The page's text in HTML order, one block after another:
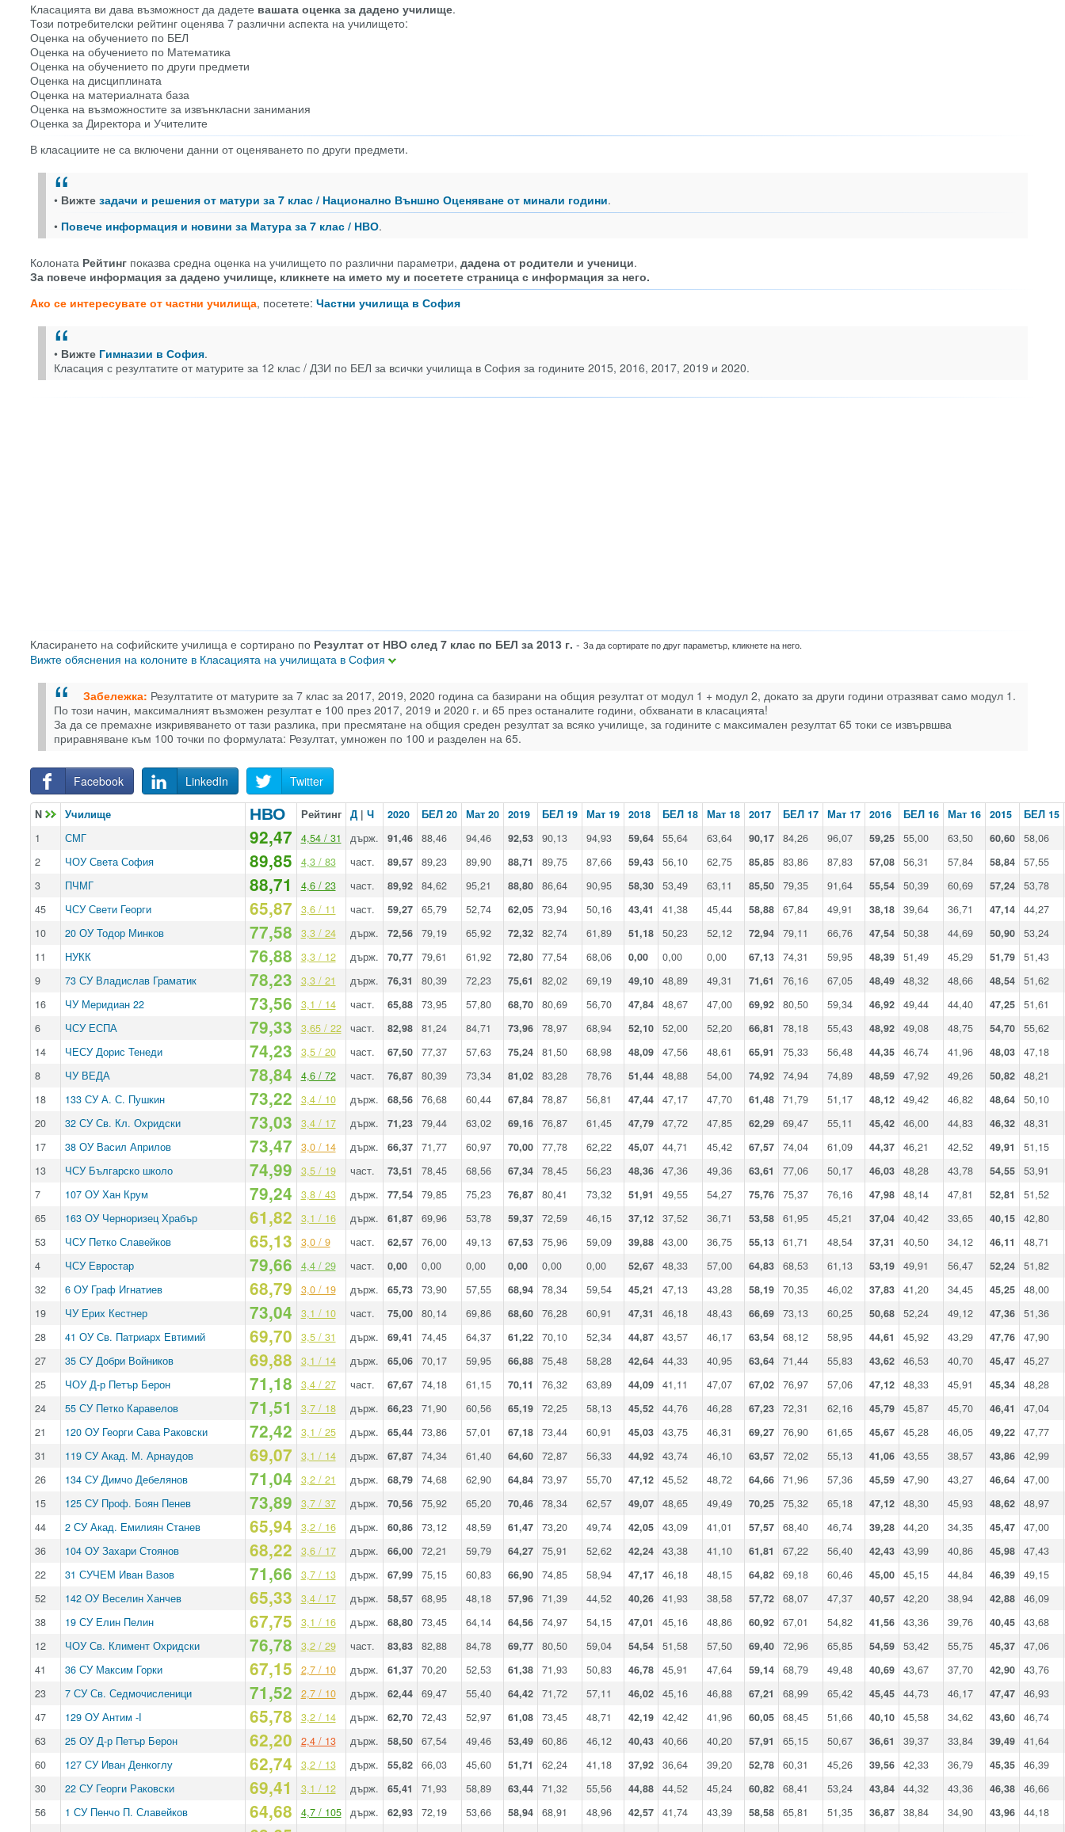
Класацията ви дава възможност да дадете вашата оценка за дадено училище.
Този потребителски рейтинг оценява 7 различни аспекта на училището:
Оценка на обучението по БЕЛ
Оценка на обучението по Математика
Оценка на обучението по други предмети
Оценка на дисциплината
Оценка на материалната база
Оценка на възможностите за извънкласни занимания
Оценка за Директора и Учителите
В класациите не са включени данни от оценяването по други предмети.
• Вижте задачи и решения от матури за 7 клас / Национално Външно Оценяване от минали години.
• Повече информация и новини за Матура за 7 клас / НВО.
Колоната Рейтингпоказва средна оценка на училището по различни параметри, дадена от родители и ученици.
За повече информация за дадено училище, кликнете на името му и посетете страница с информация за него.
Ако се интересувате от частни училища, посетете: Частни училища в София
• Вижте Гимназии в София.
Класация с резултатите от матурите за 12 клас / ДЗИ по БЕЛ за всички училища в София за годините 2015, 2016, 2017, 2019 и 2020.
Класирането на софийските училища е сортирано по Резултат от НВО след 7 клас по БЕЛ за 2013 г. - За да сортирате по друг параметър, кликнете на него.
Вижте обяснения на колоните в Класацията на училищата в София
Забележка: Резултатите от матурите за 7 клас за 2017, 2019, 2020 година са базирани на общия резултат от модул 1 + модул 2, докато за други години отразяват само модул 1.
По този начин, максималният възможен резултат е 100 през 2017, 2019 и 2020 г. и 65 през останалите години, обхванати в класацията!
За да се премахне изкривяването от тази разлика, при пресмятане на общия среден резултат за всяко училище, за годините с максимален резултат 65 токи се извървшва
приравняване към 100 точки по формулата: Резултат, умножен по 100 и разделен на 65.
Facebook LinkedIn Twitter
N Училище НВО Рейтинг Д| Ч 2020 БЕЛ 20 Мат 20 2019 БЕЛ 19 Мат 19 2018 БЕЛ 18 Мат 18 2017 БЕЛ 17 Мат 17 2016 БЕЛ 16 Мат 16 2015
БЕЛ 15
1
СМГ 92,47 4,54 / 31 държ. 91,46 88,46 94,46 92,53 90,13 94,93 59,64 55,64 63,64 90,17 84,26 96,07 59,25 55,00 63,50 60,60
58,06
2
ЧОУ Света София 89,85 4,3 / 83 част. 89,57 89,23 89,90 88,71 89,75 87,66 59,43 56,10 62,75 85,85 83,86 87,83 57,08 56,31 57,84 58,84
57,55
3
ПЧМГ 88,71 4,6 / 23 част. 89,92 84,62 95,21 88,80 86,64 90,95 58,30 53,49 63,11 85,50 79,35 91,64 55,54 50,39 60,69 57,24
53,78
45
ЧСУ Свети Георги 65,87 3,6 / 11 част. 59,27 65,79 52,74 62,05 73,94 50,16 43,41 41,38 45,44 58,88 67,84 49,91 38,18 39,64 36,71 47,14
44,27
10
20 ОУ Тодор Минков 77,58 3,3 / 24 държ. 72,56 79,19 65,92 72,32 82,74 61,89 51,18 50,23 52,12 72,94 79,11 66,76 47,54 50,38 44,69 50,90
53,24
11
НУКК 76,88 3,3 / 12 държ. 70,77 79,61 61,92 72,80 77,54 68,06 0,00 0,00 0,00 67,13 74,31 59,95 48,39 51,49 45,29 51,79
51,43
9
73 СУ Владислав Граматик 78,23 3,3 / 21 държ. 76,31 80,39 72,23 75,61 82,02 69,19 49,10 48,89 49,31 71,61 76,16 67,05 48,49 48,32 48,66 48,54
51,62
16
ЧУ Меридиан 22 73,56 3,1 / 14 част. 65,88 73,95 57,80 68,70 80,69 56,70 47,84 48,67 47,00 69,92 80,50 59,34 46,92 49,44 44,40 47,25
51,61
6
ЧСУ ЕСПА 79,33 3,65 / 22 част. 82,98 81,24 84,71 73,96 78,97 68,94 52,10 52,00 52,20 66,81 78,18 55,43 48,92 49,08 48,75 54,70
55,62
14
ЧЕСУ Дорис Тенеди 74,23 3,5 / 20 част. 67,50 77,37 57,63 75,24 81,50 68,98 48,09 47,56 48,61 65,91 75,33 56,48 44,35 46,74 41,96 48,03
47,18
8
ЧУ ВЕДА 78,84 4,6 / 72 част. 76,87 80,39 73,34 81,02 83,28 78,76 51,44 48,88 54,00 74,92 74,94 74,89 48,59 47,92 49,26 50,82
48,21
18
133 СУ А. С. Пушкин 73,22 3,4 / 10 държ. 68,56 76,68 60,44 67,84 78,87 56,81 47,44 47,17 47,70 61,48 71,79 51,17 48,12 49,42 46,82 48,64
50,10
20
32 СУ Св. Кл. Охридски 73,03 3,4 / 17 държ. 71,23 79,44 63,02 69,16 76,87 61,45 47,79 47,72 47,85 62,29 69,47 55,11 45,42 46,00 44,83 46,32
48,31
17
38 ОУ Васил Априлов 73,47 3,0 / 14 държ. 66,37 71,77 60,97 70,00 77,78 62,22 45,07 44,71 45,42 67,57 74,04 61,09 44,37 46,21 42,52 49,91
51,15
13
ЧСУ Българско школо 74,99 3,5 / 19 част. 73,51 78,45 68,56 67,34 78,45 56,23 48,36 47,36 49,36 63,61 77,06 50,17 46,03 48,28 43,78 54,55
53,91
7
107 ОУ Хан Крум 79,24 3,8 / 43 държ. 77,54 79,85 75,23 76,87 80,41 73,32 51,91 49,55 54,27 75,76 75,37 76,16 47,98 48,14 47,81 52,81
51,52
65
163 ОУ Черноризец Храбър 61,82 3,1 / 16 държ. 61,87 69,96 53,78 59,37 72,59 46,15 37,12 37,52 36,71 53,58 61,95 45,21 37,04 40,42 33,65 40,15
42,80
53
ЧСУ Петко Славейков 65,13 3,0 / 9 част. 62,57 76,00 49,13 67,53 75,96 59,09 39,88 43,00 36,75 55,13 61,71 48,54 37,31 40,50 34,12 46,11
48,71
4
ЧСУ Евростар 79,66 4,4 / 29 част. 0,00 0,00 0,00 0,00 0,00 0,00 52,67 48,33 57,00 64,83 68,53 61,13 53,19 49,91 56,47 52,24
51,82
32
6 ОУ Граф Игнатиев 68,79 3,0 / 19 държ. 65,73 73,90 57,55 68,94 78,34 59,54 45,21 47,13 43,28 58,19 70,35 46,02 37,83 41,20 34,45 45,25
48,00
19
ЧУ Ерих Кестнер 73,04 3,1 / 10 част. 75,00 80,14 69,86 68,60 76,28 60,91 47,31 46,18 48,43 66,69 73,13 60,25 50,68 52,24 49,12 47,36
51,36
28
41 ОУ Св. Патриарх Евтимий 69,70 3,5 / 31 държ. 69,41 74,45 64,37 61,22 70,10 52,34 44,87 43,57 46,17 63,54 68,12 58,95 44,61 45,92 43,29 47,76
47,90
27
35 СУ Добри Войников 69,88 3,1 / 14 държ. 65,06 70,17 59,95 66,88 75,48 58,28 42,64 44,33 40,95 63,64 71,44 55,83 43,62 46,53 40,70 45,47
45,27
25
ЧОУ Д-р Петър Берон 71,18 3,4 / 27 част. 67,67 74,18 61,15 70,11 76,32 63,89 44,09 41,11 47,07 67,02 76,97 57,06 47,12 48,33 45,91 45,34
48,28
24
55 СУ Петко Каравелов 71,51 3,7 / 18 държ. 66,23 71,90 60,56 65,19 72,25 58,13 45,52 44,76 46,28 67,23 72,31 62,16 45,79 45,87 45,70 46,41
47,04
21
120 ОУ Георги Сава Раковски 72,42 3,1 / 25 държ. 65,44 73,86 57,01 67,18 73,44 60,91 45,03 43,75 46,31 69,27 76,90 61,65 45,67 45,28 46,05 49,22
47,77
31
119 СУ Акад. М. Арнаудов 69,07 3,1 / 14 държ. 67,87 74,34 61,40 64,60 72,87 56,33 44,92 43,74 46,10 63,57 72,02 55,13 41,06 43,55 38,57 43,86
42,99
26
134 СУ Димчо Дебелянов 71,04 3,2 / 21 държ. 68,79 74,68 62,90 64,84 73,97 55,70 47,12 45,52 48,72 64,66 71,96 57,36 45,59 47,90 43,27 46,64
47,00
15
125 СУ Проф. Боян Пенев 73,89 3,7 / 37 държ. 70,56 75,92 65,20 70,46 78,34 62,57 49,07 48,65 49,49 70,25 75,32 65,18 47,12 48,30 45,93 48,62
48,97
44
2 СУ Акад. Емилиян Станев 65,94 3,2 / 16 държ. 60,86 73,12 48,59 61,47 73,20 49,74 42,05 43,09 41,01 57,57 68,40 46,74 39,28 44,20 34,35 45,47
47,00
36
104 ОУ Захари Стоянов 68,22 3,6 / 17 държ. 66,00 72,21 59,79 64,27 75,91 52,62 42,24 43,38 41,10 61,81 67,22 56,40 42,43 43,99 40,86 45,98
47,43
22
31 СУЧЕМ Иван Вазов 71,66 3,7 / 13 държ. 67,99 75,15 60,83 66,90 74,85 58,94 47,17 46,18 48,15 64,82 69,18 60,46 45,00 45,15 44,84 46,39
49,15
52
142 ОУ Веселин Ханчев 65,33 3,4 / 17 държ. 58,57 68,95 48,18 57,96 71,39 44,52 40,26 41,93 38,58 57,72 68,07 47,37 40,57 42,20 38,94 42,88
46,09
38
19 СУ Елин Пелин 67,75 3,1 / 16 държ. 68,80 73,45 64,14 64,56 74,97 54,15 47,01 45,16 48,86 60,92 67,01 54,82 41,56 43,36 39,76 40,45
43,68
12
ЧОУ Св. Климент Охридски 76,78 3,2 / 29 част. 83,83 82,88 84,78 69,77 80,50 59,04 54,54 51,58 57,50 69,40 72,96 65,85 54,59 53,42 55,75 45,37
47,06
41
36 СУ Максим Горки 67,15 2,7 / 10 държ. 61,37 70,20 52,53 61,38 71,93 50,83 46,78 45,91 47,64 59,14 68,79 49,48 40,69 43,67 37,70 42,90
43,76
23
7 СУ Св. Седмочисленици 71,52 2,7 / 10 държ. 62,44 69,47 55,40 64,42 71,72 57,11 46,02 45,16 46,88 67,21 68,99 65,42 45,45 44,73 46,17 47,47
46,93
47
129 ОУ Антим -І 65,78 3,2 / 14 държ. 62,70 72,43 52,97 61,08 73,45 48,71 42,19 42,42 41,96 60,05 68,45 51,66 40,10 45,58 34,62 43,60
46,74
63
25 ОУ Д-р Петър Берон 62,20 2,4 / 13 държ. 58,50 67,54 49,46 53,49 60,86 46,12 40,43 40,66 40,20 57,91 65,15 50,67 36,61 39,37 33,84 39,49
41,64
60
127 СУ Иван Денкоглу 62,74 3,2 / 13 държ. 55,82 66,03 45,60 51,71 62,24 41,18 37,92 36,64 39,20 52,78 60,31 45,26 39,56 42,33 36,79 45,35
46,39
30
22 СУ Георги Раковски 69,41 3,1 / 12 държ. 65,41 71,93 58,89 63,44 71,32 55,56 44,88 44,52 45,24 60,82 68,41 53,24 43,84 44,32 43,36 46,38
46,66
56
1 СУ Пенчо П. Славейков 64,68 4,7 / 105 държ. 62,93 72,19 53,66 58,94 68,91 48,96 42,57 41,74 43,39 58,58 65,81 51,35 36,87 38,84 34,90 43,96
44,18